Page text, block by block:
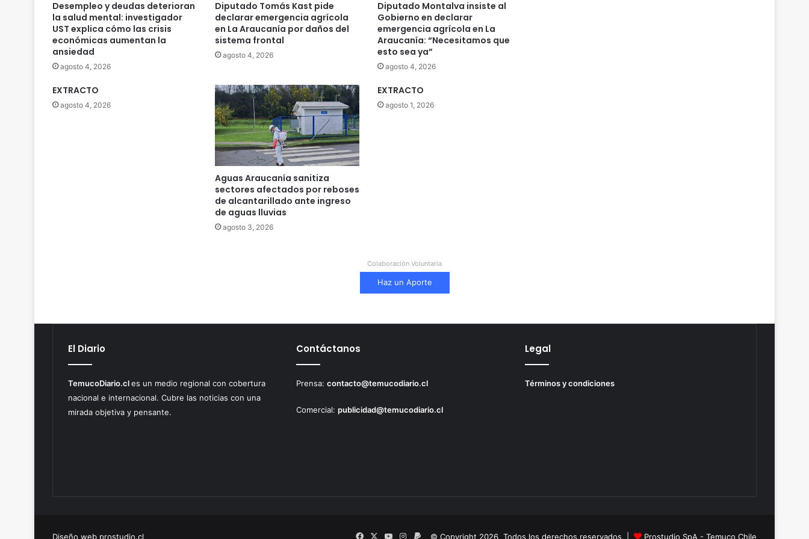
Desempleo y deudas deterioran
la salud mental: investigador
UST explica cómo las crisis
económicas aumentan la
ansiedad
agosto 4, 2026
Diputado Tomás Kast pide
declarar emergencia agrícola
en La Araucanía por daños del
sistema frontal
agosto 4, 2026
Diputado Montalva insiste al
Gobierno en declarar
emergencia agrícola en La
Araucanía: “Necesitamos que
esto sea ya”
agosto 4, 2026
EXTRACTO
agosto 4, 2026
Aguas Araucanía sanitiza
sectores afectados por reboses
de alcantarillado ante ingreso
de aguas lluvias
agosto 3, 2026
EXTRACTO
agosto 1, 2026
Colaboración Voluntaria
Haz un Aporte
El Diario
TemucoDiario.cles un medio regional con cobertura
nacional e internacional. Cubre las noticias con una
mirada objetiva y pensante.
Contáctanos
Prensa:contacto@temucodiario.cl
Comercial:publicidad@temucodiario.cl
Legal
Términos y condiciones
Diseño web prostudio.cl © Copyright 2026, Todos los derechos reservados | Prostudio SpA - Temuco Chile
FacebookYouTubeInstagram
PayPal